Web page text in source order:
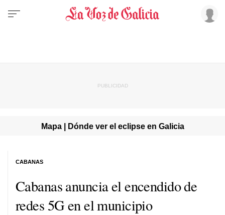
Mapa | Dónde ver el eclipse en Galicia
Cabanas anuncia el encendido de
redes 5G en el municipio
CABANAS